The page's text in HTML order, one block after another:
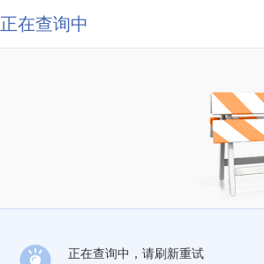
正在查询中
正在查询中，请刷新重试